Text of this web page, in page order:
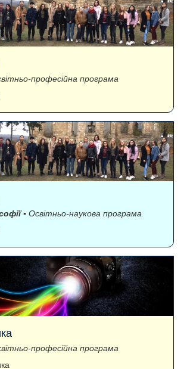
професійна програма
▪ Освітньо-наукова програма
професійна програма